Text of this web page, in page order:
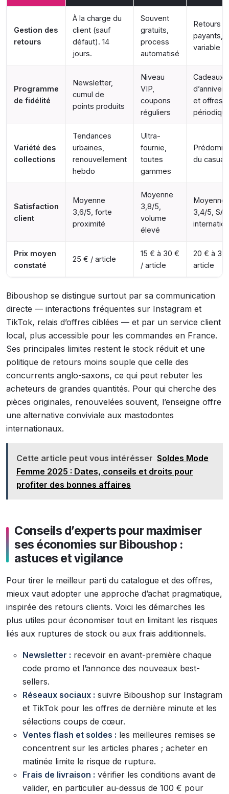
Gestion des
retours
À la charge du
client (sauf
défaut). 14
jours.
Souvent
gratuits,
process
automatisé
Retours
payants,
variable
Programme
de fidélité
Newsletter,
cumul de
points produits
Niveau
VIP,
coupons
réguliers
Cadeaux
et offres
Variété des
collections
Tendances
urbaines,
renouvellement
hebdo
Ultra-
fournie,
toutes
gammes
du
Satisfaction
client
Moyenne
3,6/5, forte
proximité
Moyenne
3,8/5,
volume
élevé
Moyenne
3,4/5, SAV
Prix moyen
constaté
25 € / article
15 € à 30 €
/ article
20 € à 35
article
Biboushop se distingue surtout par sa communication
directe — interactions fréquentes sur Instagram et
TikTok, relais d’offres ciblées — et par un service client
local, plus accessible pour les commandes en France.
Ses principales limites restent le stock réduit et une
politique de retours moins souple que celle des
concurrents anglo-saxons, ce qui peut rebuter les
acheteurs de grandes quantités. Pour qui cherche des
pièces originales, renouvelées souvent, l’enseigne offre
une alternative conviviale aux mastodontes
internationaux.
Cette article peut vous intérésser Soldes Mode
Femme 2025 : Dates, conseils et droits pour
profiter des bonnes affaires
Conseils d’experts pour maximiser
ses économies sur Biboushop :
astuces et vigilance
Pour tirer le meilleur parti du catalogue et des offres,
mieux vaut adopter une approche d’achat pragmatique,
inspirée des retours clients. Voici les démarches les
plus utiles pour économiser tout en limitant les risques
liés aux ruptures de stock ou aux frais additionnels.
Newsletter : recevoir en avant-première chaque
code promo et l’annonce des nouveaux best-
sellers.
Réseaux sociaux : suivre Biboushop sur Instagram
et TikTok pour les offres de dernière minute et les
sélections coups de cœur.
Ventes flash et soldes : les meilleures remises se
concentrent sur les articles phares ; acheter en
matinée limite le risque de rupture.
Frais de livraison : vérifier les conditions avant de
valider, en particulier au-dessus de 100 € pour